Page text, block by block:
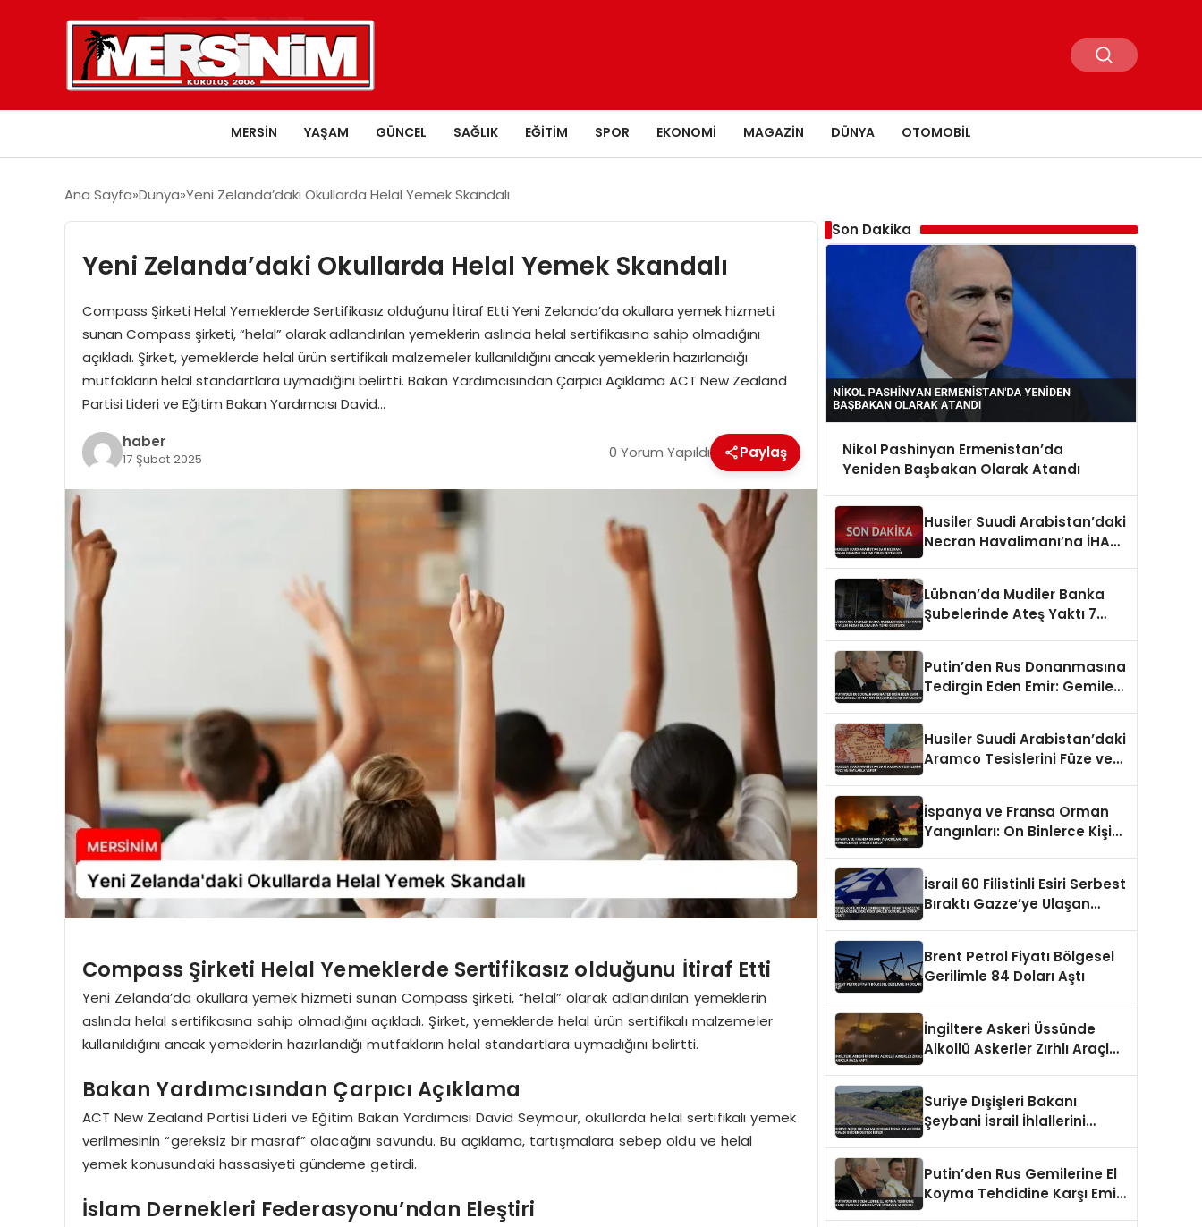
MERSIN YAŞAM GÜNCEL SAĞLIK EĞITIM SPOR EKONOMI MAGAZIN DÜNYA OTOMOBIL
Ana Sayfa Dünya Yeni Zelanda’daki Okullarda Helal Yemek Skandalı
Yeni Zelanda’daki Okullarda Helal Yemek Skandalı
Compass Şirketi Helal Yemeklerde Sertifikasız olduğunu İtiraf Etti Yeni Zelanda’da okullara yemek hizmeti
sunan Compass şirketi, “helal” olarak adlandırılan yemeklerin aslında helal sertifikasına sahip olmadığını
açıkladı. Şirket, yemeklerde helal ürün sertifikalı malzemeler kullanıldığını ancak yemeklerin hazırlandığı
mutfakların helal standartlara uymadığını belirtti. Bakan Yardımcısından Çarpıcı Açıklama ACT New Zealand
Partisi Lideri ve Eğitim Bakan Yardımcısı David…
haber
17 Şubat 2025 0 Yorum Yapıldı Paylaş
Compass Şirketi Helal Yemeklerde Sertifikasız olduğunu İtiraf Etti
Yeni Zelanda’da okullara yemek hizmeti sunan Compass şirketi, “helal” olarak adlandırılan yemeklerin
aslında helal sertifikasına sahip olmadığını açıkladı. Şirket, yemeklerde helal ürün sertifikalı malzemeler
kullanıldığını ancak yemeklerin hazırlandığı mutfakların helal standartlara uymadığını belirtti.
Bakan Yardımcısından Çarpıcı Açıklama
ACT New Zealand Partisi Lideri ve Eğitim Bakan Yardımcısı David Seymour, okullarda helal sertifikalı yemek
verilmesinin “gereksiz bir masraf” olacağını savundu. Bu açıklama, tartışmalara sebep oldu ve helal
yemek konusundaki hassasiyeti gündeme getirdi.
İslam Dernekleri Federasyonu’ndan Eleştiri
Son Dakika
Nikol Pashinyan Ermenistan’da
Yeniden Başbakan Olarak Atandı
Husiler Suudi Arabistan’daki
Necran Havalimanı’na İHA
Lübnan’da Mudiler Banka
Şubelerinde Ateş Yaktı 7
Putin’den Rus Donanmasına
Tedirgin Eden Emir: Gemilere
Husiler Suudi Arabistan’daki
Aramco Tesislerini Füze ve
İspanya ve Fransa Orman
Yangınları: On Binlerce Kişi
İsrail 60 Filistinli Esiri Serbest
Bıraktı Gazze’ye Ulaşan
Brent Petrol Fiyatı Bölgesel
Gerilimle 84 Doları Aştı
İngiltere Askeri Üssünde
Alkollü Askerler Zırhlı Araçla
Suriye Dışişleri Bakanı
Şeybani İsrail İhlallerini
Putin’den Rus Gemilerine El
Koyma Tehdidine Karşı Emir